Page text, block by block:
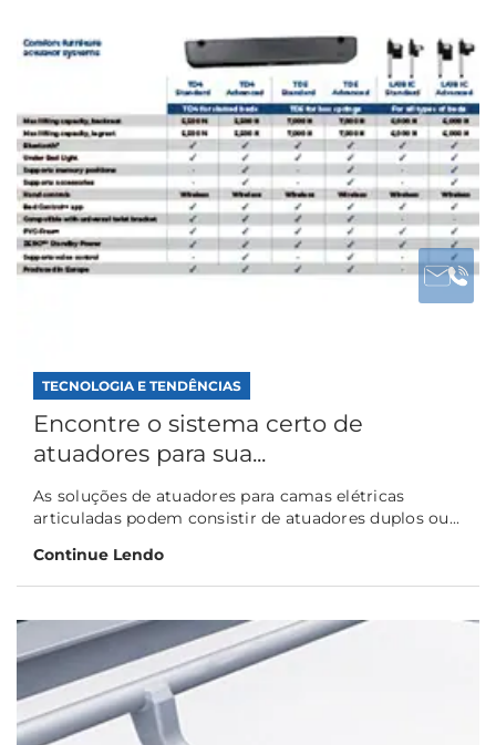
TECNOLOGIA E TENDÊNCIAS
Encontre o sistema certo de
atuadores para sua...
As soluções de atuadores para camas elétricas
articuladas podem consistir de atuadores duplos ou...
Continue Lendo